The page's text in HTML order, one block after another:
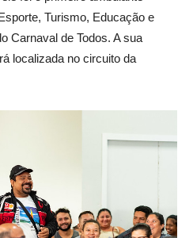
Turismo, Educação e
Carnaval de Todos. A sua
localizada no circuito da